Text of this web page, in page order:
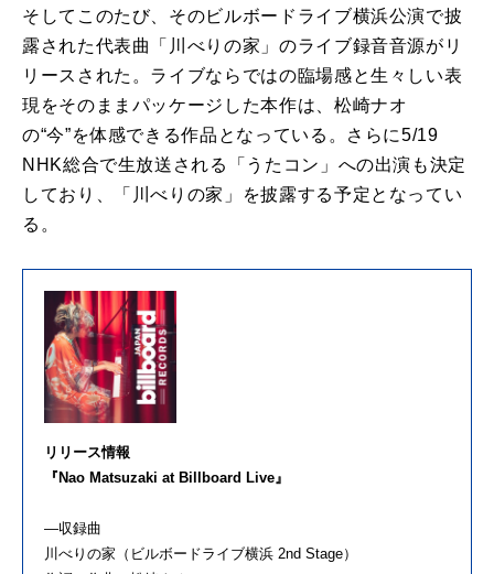
そしてこのたび、そのビルボードライブ横浜公演で披
露された代表曲「川べりの家」のライブ録音音源がリ
リースされた。ライブならではの臨場感と生々しい表
現をそのままパッケージした本作は、松崎ナオ
の“今”を体感できる作品となっている。さらに5/19
NHK総合で生放送される「うたコン」への出演も決定
しており、「川べりの家」を披露する予定となってい
る。
リリース情報
『Nao Matsuzaki at Billboard Live』
―収録曲
川べりの家（ビルボードライブ横浜 2nd Stage）